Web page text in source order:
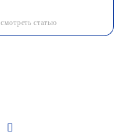
смотреть статью